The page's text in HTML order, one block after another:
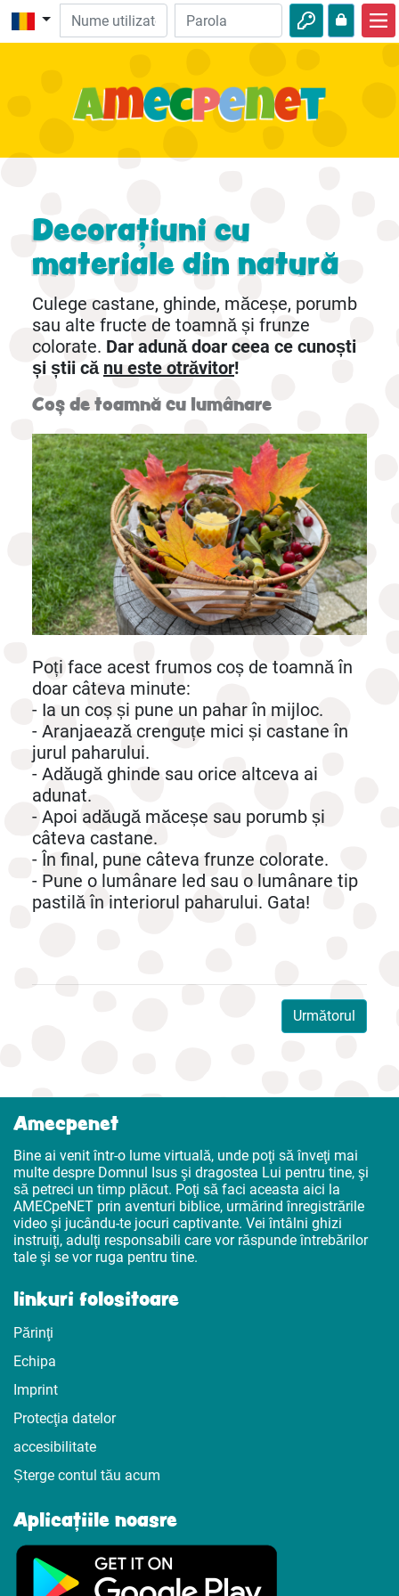
Biblie
Aventuri
Decorațiuni cu
materiale din natură
Culege castane, ghinde, măceșe, porumb
sau alte fructe de toamnă și frunze
colorate. Dar adună doar ceea ce cunoști
și știi că nu este otrăvitor!
Coș de toamnă cu lumânare
Poți face acest frumos coș de toamnă în
doar câteva minute:
- Ia un coș și pune un pahar în mijloc.
- Aranjaează crenguțe mici și castane în
jurul paharului.
- Adăugă ghinde sau orice altceva ai
adunat.
- Apoi adăugă măceșe sau porumb și
câteva castane.
- În final, pune câteva frunze colorate.
- Pune o lumânare led sau o lumânare tip
pastilă în interiorul paharului. Gata!
Următorul
Amecpenet
Bine ai venit într-o lume virtuală, unde poţi să înveţi mai
multe despre Domnul Isus şi dragostea Lui pentru tine, şi
să petreci un timp plăcut. Poţi să faci aceasta aici la
AMECpeNET prin aventuri biblice, urmărind înregistrările
video şi jucându-te jocuri captivante. Vei întâlni ghizi
instruiţi, adulţi responsabili care vor răspunde întrebărilor
tale şi se vor ruga pentru tine.
linkuri folositoare
Părinţi
Echipa
Imprint
Protecţia datelor
accesibilitate
Șterge contul tău acum
Aplicațiile noasre